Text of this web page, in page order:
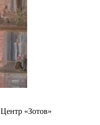
Центр «Зотов»